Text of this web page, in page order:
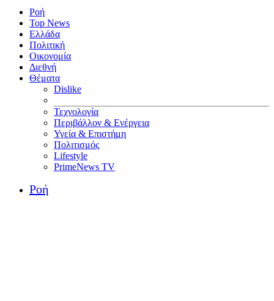
Ροή
Top News
Ελλάδα
Πολιτική
Οικονομία
Διεθνή
Θέματα
Dislike
Τεχνολογία
Περιβάλλον & Ενέργεια
Υγεία & Επιστήμη
Πολιτισμός
Lifestyle
PrimeNews TV
Ροή